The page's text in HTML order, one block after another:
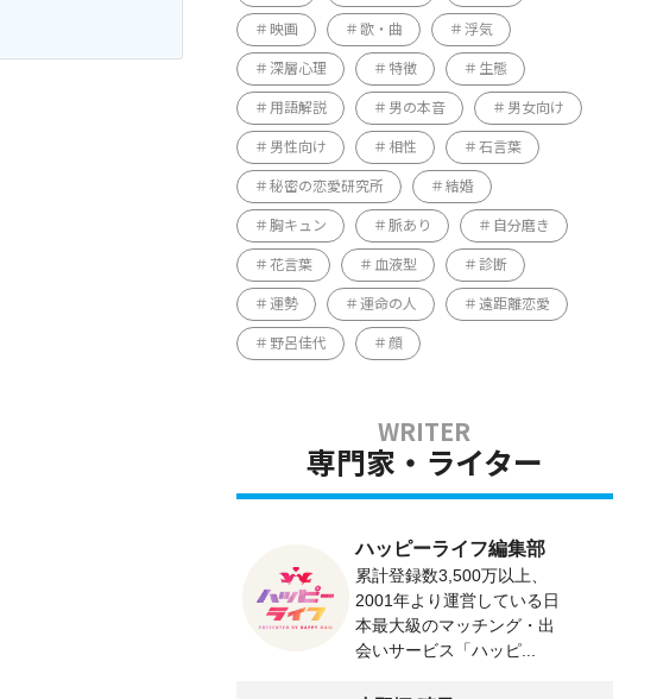
映画 歌・曲 浮気
深層心理 特徴 生態
用語解説 男の本音 男女向け
男性向け 相性 石言葉
秘密の恋愛研究所 結婚
胸キュン 脈あり 自分磨き
花言葉 血液型 診断
運勢 運命の人 遠距離恋愛
野呂佳代 顔
専門家・ライター
ハッピーライフ編集部
累計登録数3,500万以上、
2001年より運営している日
本最大級のマッチング・出
会いサービス「ハッピ...